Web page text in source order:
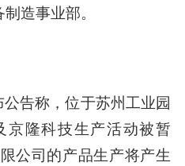
造事业部。
告称，位于苏州工业园
京隆科技生产活动被暂
公司的产品生产将产生